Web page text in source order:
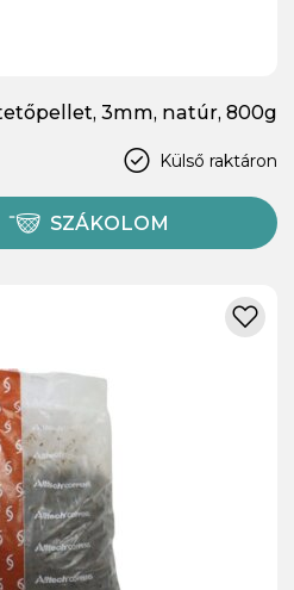
3mm, natúr, 800g
Külső raktáron
SZÁKOLOM